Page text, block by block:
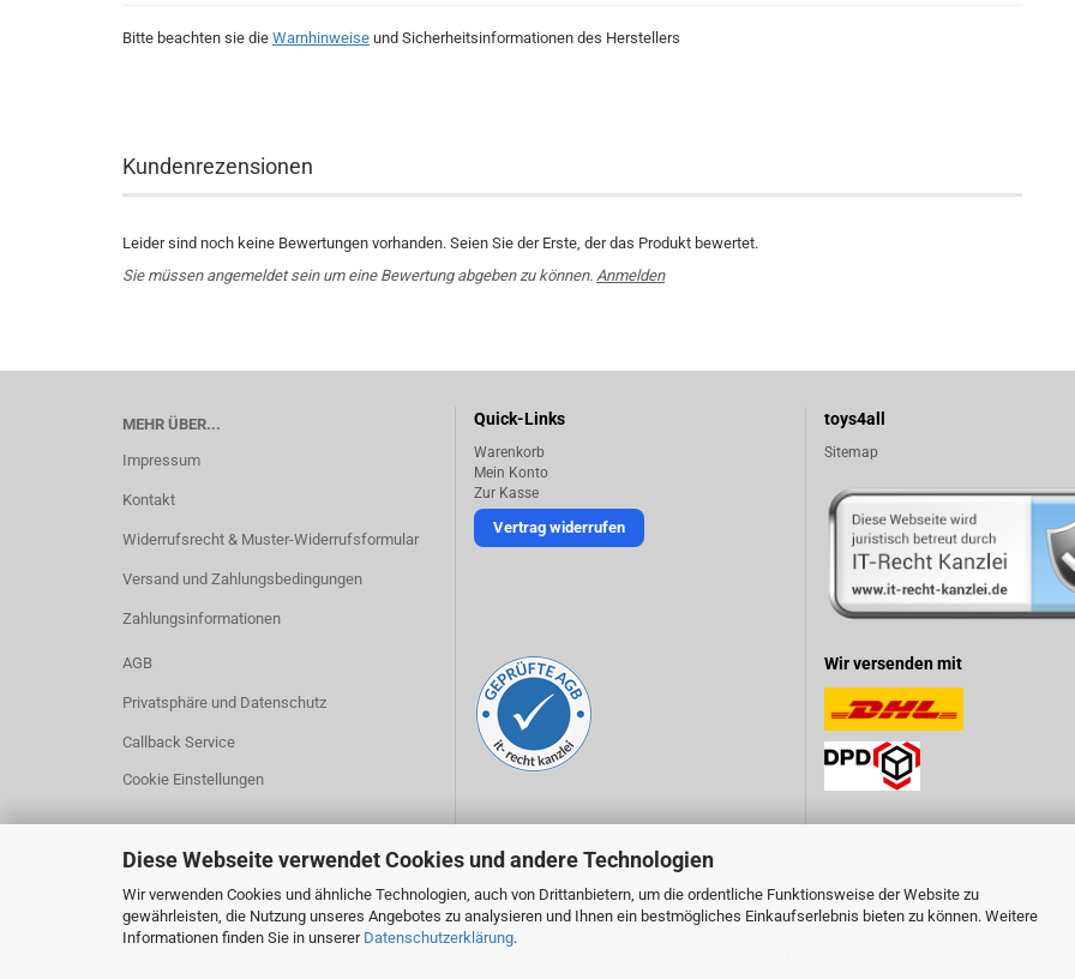
Diese Webseite verwendet Cookies und andere Technologien
Wir verwenden Cookies und ähnliche Technologien, auch von Drittanbietern, um die ordentliche Funktionsweise der Website zu
gewährleisten, die Nutzung unseres Angebotes zu analysieren und Ihnen ein bestmögliches Einkaufserlebnis bieten zu können. Weitere
Informationen finden Sie in unserer Datenschutzerklärung.
Bitte beachten sie die Warnhinweise und Sicherheitsinformationen des Herstellers
Kundenrezensionen
Leider sind noch keine Bewertungen vorhanden. Seien Sie der Erste, der das Produkt bewertet.
Sie müssen angemeldet sein um eine Bewertung abgeben zu können. Anmelden
MEHR ÜBER...
Impressum
Kontakt
Widerrufsrecht & Muster-Widerrufsformular
Versand und Zahlungsbedingungen
Zahlungsinformationen
AGB
Privatsphäre und Datenschutz
Callback Service
Cookie Einstellungen
Quick-Links
Warenkorb
Mein Konto
Zur Kasse
Vertrag widerrufen
toys4all
Sitemap
Wir versenden mit